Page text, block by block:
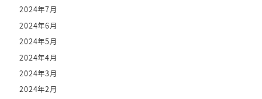
2024年7月
2024年6月
2024年5月
2024年4月
2024年3月
2024年2月